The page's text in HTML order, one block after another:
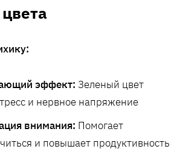
эффект: Зеленый цвет
и нервное напряжение
внимания: Помогает
и повышает продуктивность